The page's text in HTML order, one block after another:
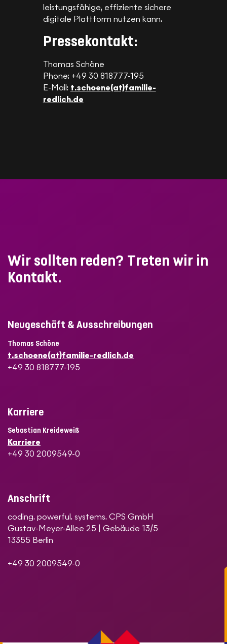
leistungsfähige, effiziente sichere
digitale Plattform nutzen kann.
Pressekontakt:
Thomas Schöne
Phone: +49 30 818777-195
E-Mail: t.schoene(at)familie-
redlich.de
Wir sollten reden? Treten wir in
Kontakt.
Neugeschäft & Ausschreibungen
Thomas Schöne
t.schoene(at)familie-redlich.de
+49 30 818777-195
Karriere
Sebastian Kreideweiß
Karriere
+49 30 2009549-0
Anschrift
coding. powerful. systems. CPS GmbH
Gustav-Meyer-Allee 25 | Gebäude 13/5
13355 Berlin
+49 30 2009549-0